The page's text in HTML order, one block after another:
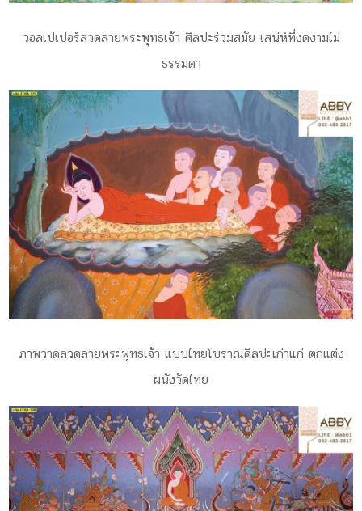
วอลเปเปอร์ลวดลายพระพุทธเจ้า ศิลปะร่วมสมัย เสน่ห์ที่งดงามไม่
ธรรมดา
ภาพวาดลวดลายพระพุทธเจ้า แบบไทยโบราณศิลปะเก่าแก่ ตกแต่ง
ผนังวัดไทย